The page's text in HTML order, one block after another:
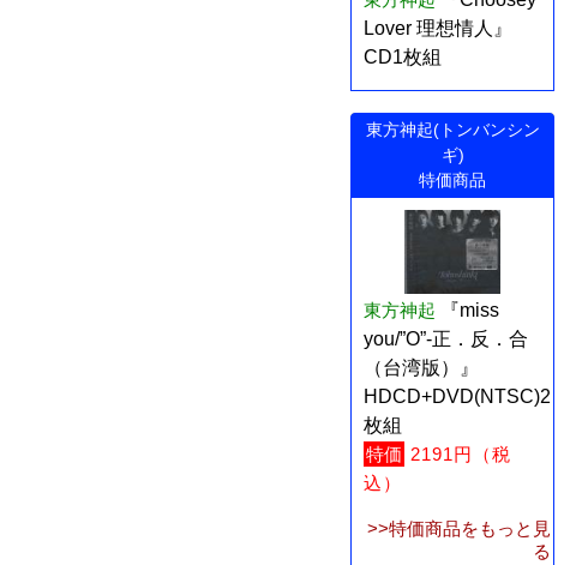
Lover 理想情人』
CD1枚組
東方神起(トンバンシン
ギ)
特価商品
東方神起
『miss
you/”O”-正．反．合
（台湾版）』
HDCD+DVD(NTSC)2
枚組
特価 2191円（税
込）
>>特価商品をもっと見
る